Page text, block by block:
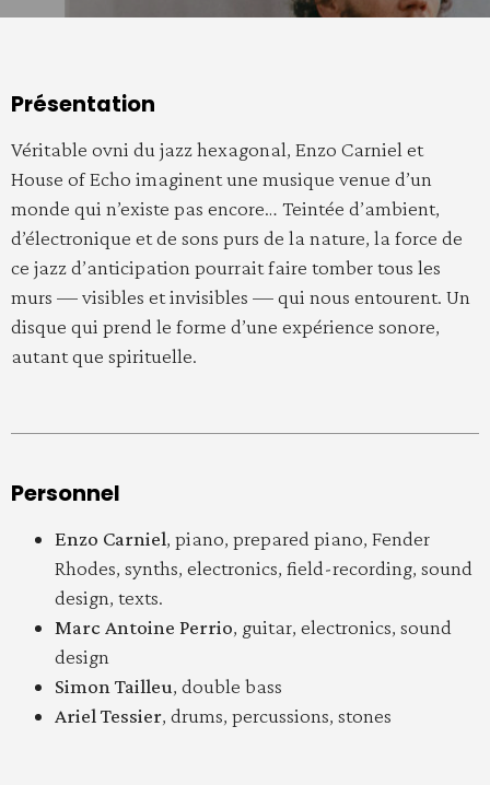
Présentation
Véritable ovni du jazz hexagonal, Enzo Carniel et
House of Echo imaginent une musique venue d’un
monde qui n’existe pas encore… Teintée d’ambient,
d’électronique et de sons purs de la nature, la force de
ce jazz d’anticipation pourrait faire tomber tous les
murs — visibles et invisibles — qui nous entourent. Un
disque qui prend le forme d’une expérience sonore,
autant que spirituelle.
Personnel
Enzo Carniel, piano, prepared piano, Fender
Rhodes, synths, electronics, field-recording, sound
design, texts.
Marc Antoine Perrio, guitar, electronics, sound
design
Simon Tailleu, double bass
Ariel Tessier, drums, percussions, stones